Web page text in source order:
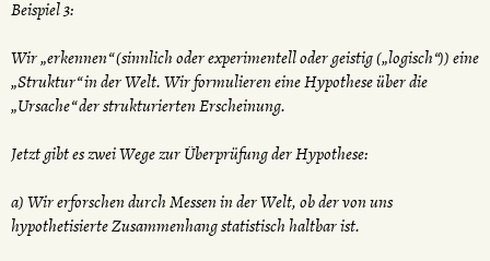
Beispiel 3:
Wir „erkennen“ (sinnlich oder experimentell oder geistig („logisch“)) eine
„Struktur“ in der Welt. Wir formulieren eine Hypothese über die
„Ursache“ der strukturierten Erscheinung.
Jetzt gibt es zwei Wege zur Überprüfung der Hypothese:
a) Wir erforschen durch Messen in der Welt, ob der von uns
hypothetisierte Zusammenhang statistisch haltbar ist.